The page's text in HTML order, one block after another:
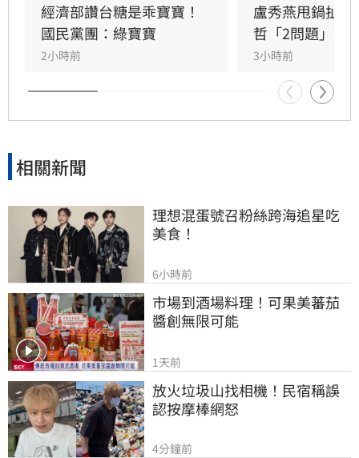
回，強調陳其邁市長未曾推薦台糖人事，呼籲勿
惡意抹黑。同時，高市府反擊指出王鴻薇曾收受
遭重罰的南僑油脂政治獻金，質疑其發言動機。
雙方陣營針對台糖人事布局與食安通報責任展開
激烈政治攻防，事件背後的政治角力與食安疑雲
恐將持續擴大，民眾對於食安把關的信任度亦備
經濟部讚台糖是乖寶寶！
國民黨團：綠寶寶
2小時前
盧秀燕甩鍋扯
哲「2問題」打
3小時前
相關新聞
理想混蛋號召粉絲跨海追星吃
美食！
6小時前
市場到酒場料理！可果美蕃茄
醬創無限可能
1天前
放火垃圾山找相機！民宿稱誤
認按摩棒網怒
4分鐘前